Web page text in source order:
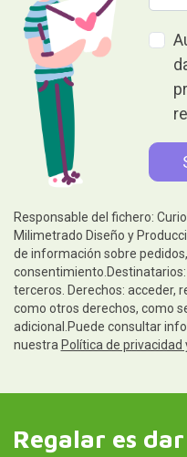
Responsable del fichero:
Milimetrado Diseño y
de información sobre
terceros. Derechos: acceder,
como otros derechos, como
adicional.Puede consultar
nuestra Política de
Regalar es